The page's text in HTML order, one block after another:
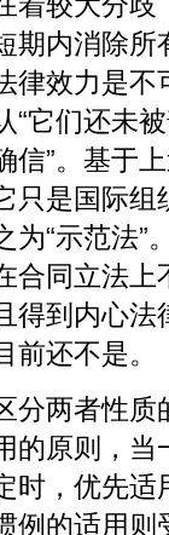
期内消除所
律效力是不
“它们还未
信”。基于
只是国际组
为“示范法”
合同立法上
得到内心
前还不是。
分两者性质
的原则，当
时，优先适
例的适用则